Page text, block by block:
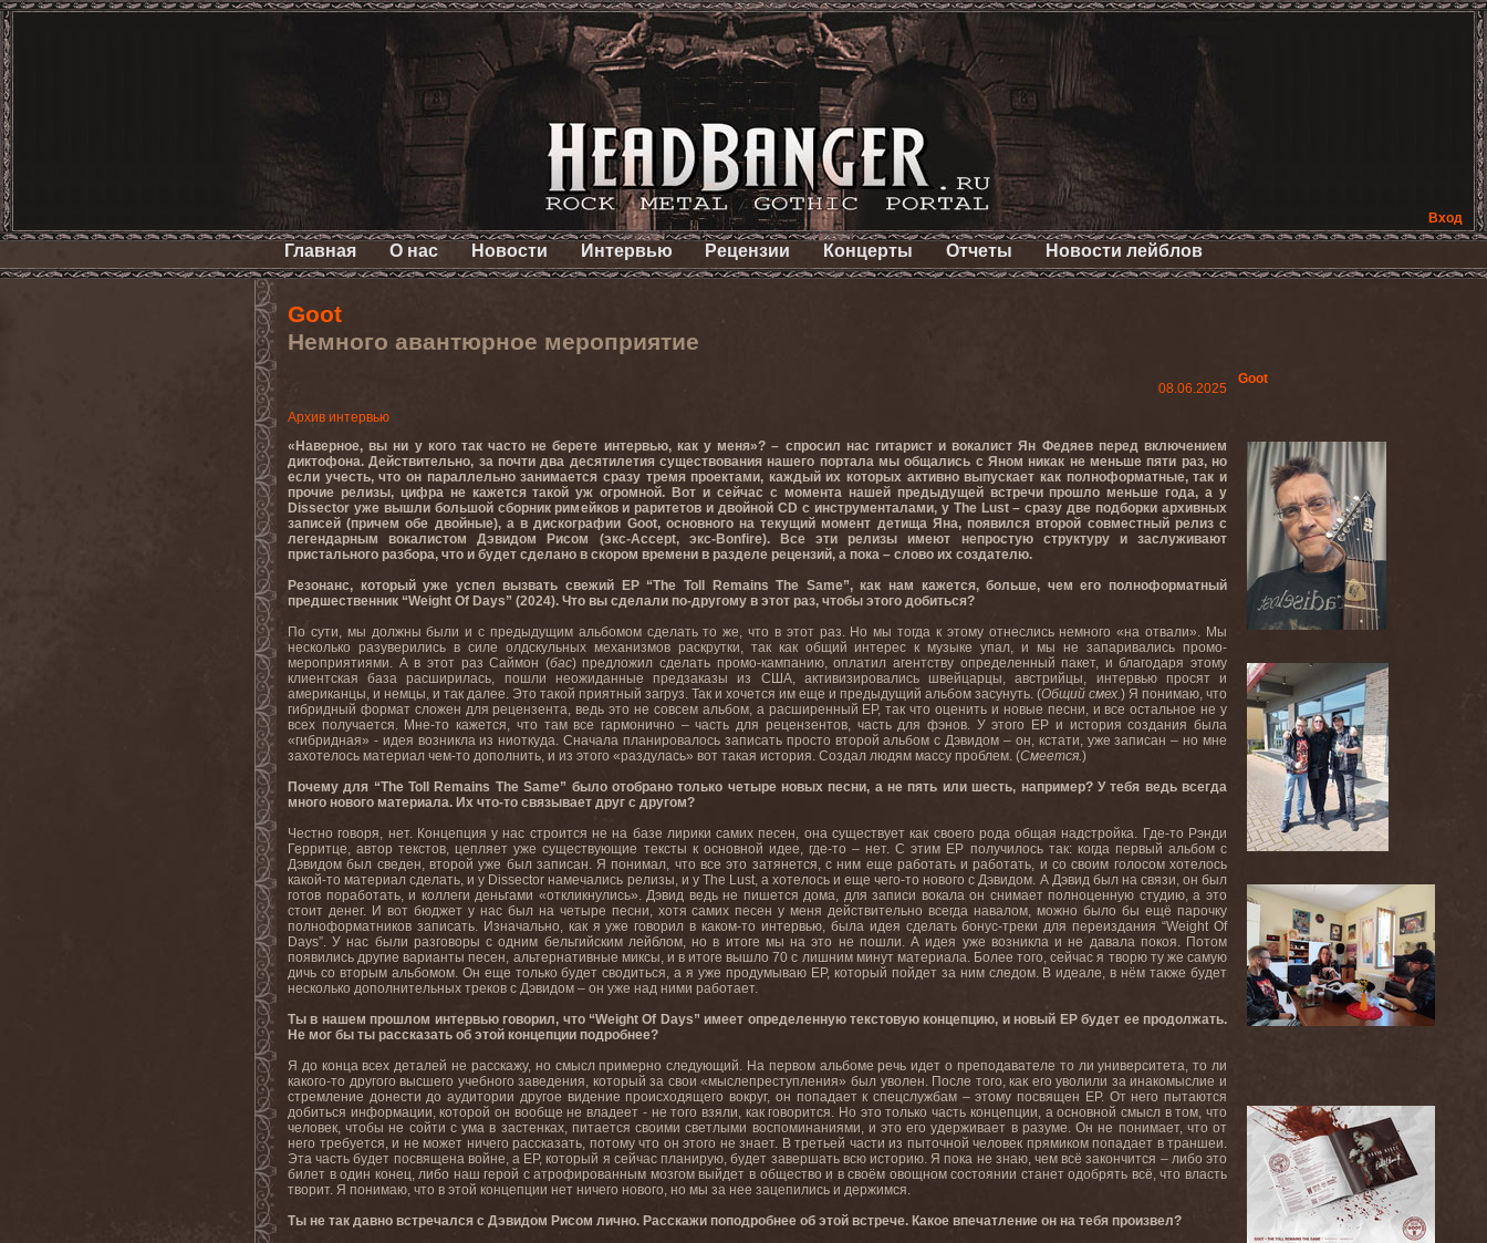
Вход
Главная О нас Новости Интервью Рецензии Концерты Отчеты Новости лейблов
Goot
Goot
Немного авантюрное мероприятие
08.06.2025
Архив интервью
«Наверное, вы ни у кого так часто не берете интервью, как у меня»? – спросил нас гитарист и вокалист Ян Федяев перед включением
диктофона. Действительно, за почти два десятилетия существования нашего портала мы общались с Яном никак не меньше пяти раз, но
если учесть, что он параллельно занимается сразу тремя проектами, каждый их которых активно выпускает как полноформатные, так и
прочие релизы, цифра не кажется такой уж огромной. Вот и сейчас с момента нашей предыдущей встречи прошло меньше года, а у
Dissector уже вышли большой сборник римейков и раритетов и двойной CD с инструменталами, у The Lust – сразу две подборки архивных
записей (причем обе двойные), а в дискографии Goot, основного на текущий момент детища Яна, появился второй совместный релиз с
легендарным вокалистом Дэвидом Рисом (экс-Accept, экс-Bonfire). Все эти релизы имеют непростую структуру и заслуживают
пристального разбора, что и будет сделано в скором времени в разделе рецензий, а пока – слово их создателю.
Резонанс, который уже успел вызвать свежий EP “The Toll Remains The Same”, как нам кажется, больше, чем его полноформатный
предшественник “Weight Of Days” (2024). Что вы сделали по-другому в этот раз, чтобы этого добиться?
По сути, мы должны были и с предыдущим альбомом сделать то же, что в этот раз. Но мы тогда к этому отнеслись немного «на отвали». Мы
несколько разуверились в силе олдскульных механизмов раскрутки, так как общий интерес к музыке упал, и мы не запаривались промо-
мероприятиями. А в этот раз Саймон (бас) предложил сделать промо-кампанию, оплатил агентству определенный пакет, и благодаря этому
клиентская база расширилась, пошли неожиданные предзаказы из США, активизировались швейцарцы, австрийцы, интервью просят и
американцы, и немцы, и так далее. Это такой приятный загруз. Так и хочется им еще и предыдущий альбом засунуть. (Общий смех.) Я понимаю, что
гибридный формат сложен для рецензента, ведь это не совсем альбом, а расширенный EP, так что оценить и новые песни, и все остальное не у
всех получается. Мне-то кажется, что там все гармонично – часть для рецензентов, часть для фэнов. У этого EP и история создания была
«гибридная» - идея возникла из ниоткуда. Сначала планировалось записать просто второй альбом с Дэвидом – он, кстати, уже записан – но мне
захотелось материал чем-то дополнить, и из этого «раздулась» вот такая история. Создал людям массу проблем. (Смеется.)
Почему для “The Toll Remains The Same” было отобрано только четыре новых песни, а не пять или шесть, например? У тебя ведь всегда
много нового материала. Их что-то связывает друг с другом?
Честно говоря, нет. Концепция у нас строится не на базе лирики самих песен, она существует как своего рода общая надстройка. Где-то Рэнди
Герритце, автор текстов, цепляет уже существующие тексты к основной идее, где-то – нет. С этим EP получилось так: когда первый альбом с
Дэвидом был сведен, второй уже был записан. Я понимал, что все это затянется, с ним еще работать и работать, и со своим голосом хотелось
какой-то материал сделать, и у Dissector намечались релизы, и у The Lust, а хотелось и еще чего-то нового с Дэвидом. А Дэвид был на связи, он был
готов поработать, и коллеги деньгами «откликнулись». Дэвид ведь не пишется дома, для записи вокала он снимает полноценную студию, а это
стоит денег. И вот бюджет у нас был на четыре песни, хотя самих песен у меня действительно всегда навалом, можно было бы ещё парочку
полноформатников записать. Изначально, как я уже говорил в каком-то интервью, была идея сделать бонус-треки для переиздания “Weight Of
Days”. У нас были разговоры с одним бельгийским лейблом, но в итоге мы на это не пошли. А идея уже возникла и не давала покоя. Потом
появились другие варианты песен, альтернативные миксы, и в итоге вышло 70 с лишним минут материала. Более того, сейчас я творю ту же самую
дичь со вторым альбомом. Он еще только будет сводиться, а я уже продумываю EP, который пойдет за ним следом. В идеале, в нём также будет
несколько дополнительных треков с Дэвидом – он уже над ними работает.
Ты в нашем прошлом интервью говорил, что “Weight Of Days” имеет определенную текстовую концепцию, и новый EP будет ее продолжать.
Не мог бы ты рассказать об этой концепции подробнее?
Я до конца всех деталей не расскажу, но смысл примерно следующий. На первом альбоме речь идет о преподавателе то ли университета, то ли
какого-то другого высшего учебного заведения, который за свои «мыслепреступления» был уволен. После того, как его уволили за инакомыслие и
стремление донести до аудитории другое видение происходящего вокруг, он попадает к спецслужбам – этому посвящен EP. От него пытаются
добиться информации, которой он вообще не владеет - не того взяли, как говорится. Но это только часть концепции, а основной смысл в том, что
человек, чтобы не сойти с ума в застенках, питается своими светлыми воспоминаниями, и это его удерживает в разуме. Он не понимает, что от
него требуется, и не может ничего рассказать, потому что он этого не знает. В третьей части из пыточной человек прямиком попадает в траншеи.
Эта часть будет посвящена войне, а EP, который я сейчас планирую, будет завершать всю историю. Я пока не знаю, чем всё закончится – либо это
билет в один конец, либо наш герой с атрофированным мозгом выйдет в общество и в своём овощном состоянии станет одобрять всё, что власть
творит. Я понимаю, что в этой концепции нет ничего нового, но мы за нее зацепились и держимся.
Ты не так давно встречался с Дэвидом Рисом лично. Расскажи поподробнее об этой встрече. Какое впечатление он на тебя произвел?